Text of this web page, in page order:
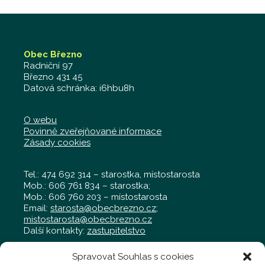
Spravovat Souhlas s cookies
Obec Březno
Radniční 97
Březno 431 45
Datová schránka: i6hbu8h
O webu
Povinně zveřejňované informace
Zásady cookies
Tel.: 474 692 314 – starostka, místostarosta
Mob.: 606 761 834 – starostka;
Mob.: 606 760 203 – místostarosta
Email: starosta@obecbrezno.cz;
mistostarosta@obecbrezno.cz
Další kontakty: zastupitelstvo
Obecní úřad Březno